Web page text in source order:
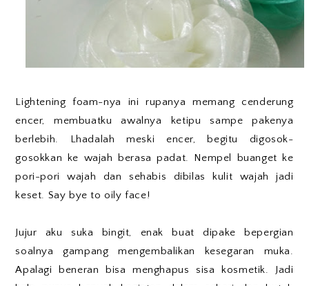
Lightening foam-nya ini rupanya memang cenderung
encer, membuatku awalnya ketipu sampe pakenya
berlebih. Lhadalah meski encer, begitu digosok-
gosokkan ke wajah berasa padat. Nempel buanget ke
pori-pori wajah dan sehabis dibilas kulit wajah jadi
keset. Say bye to oily face!
Jujur aku suka bingit, enak buat dipake bepergian
soalnya gampang mengembalikan kesegaran muka.
Apalagi beneran bisa menghapus sisa kosmetik. Jadi